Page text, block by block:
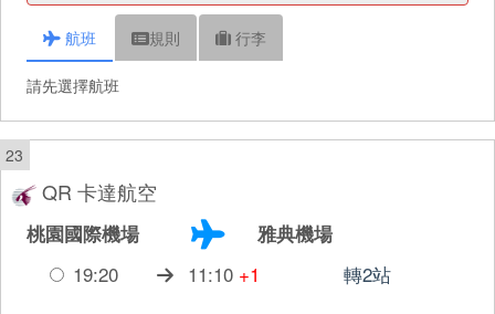
航班 規則 行李
請先選擇航班
23
QR 卡達航空
桃園國際機場
雅典機場
19:20
11:10 +1 轉2站